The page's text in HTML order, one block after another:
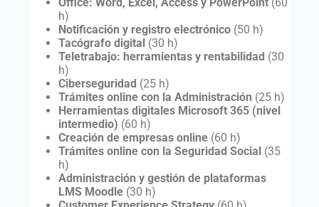
h)
Notificación y registro electrónico(50 h)
Tacógrafo digital(30 h)
Teletrabajo: herramientas y rentabilidad (30
h)
Ciberseguridad (25 h)
Trámites online con la Administración (25 h)
Herramientas digitales Microsoft 365 (nivel
intermedio) (60 h)
Creación de empresas online(60 h)
Trámites online con la Seguridad Social(35
h)
Administración y gestión de plataformas
LMS Moodle(30 h)